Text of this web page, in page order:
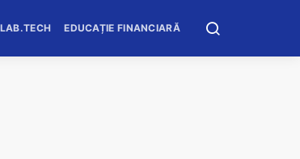
EDUCAȚIE FINANCIARĂ